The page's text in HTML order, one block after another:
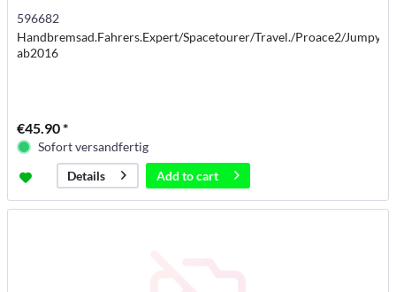
596682
Handbremsad.Fahrers.Expert/Spacetourer/Travel./Proace2/Jumpy
ab2016
€45.90 *
Sofort versandfertig
Details
Add tocart